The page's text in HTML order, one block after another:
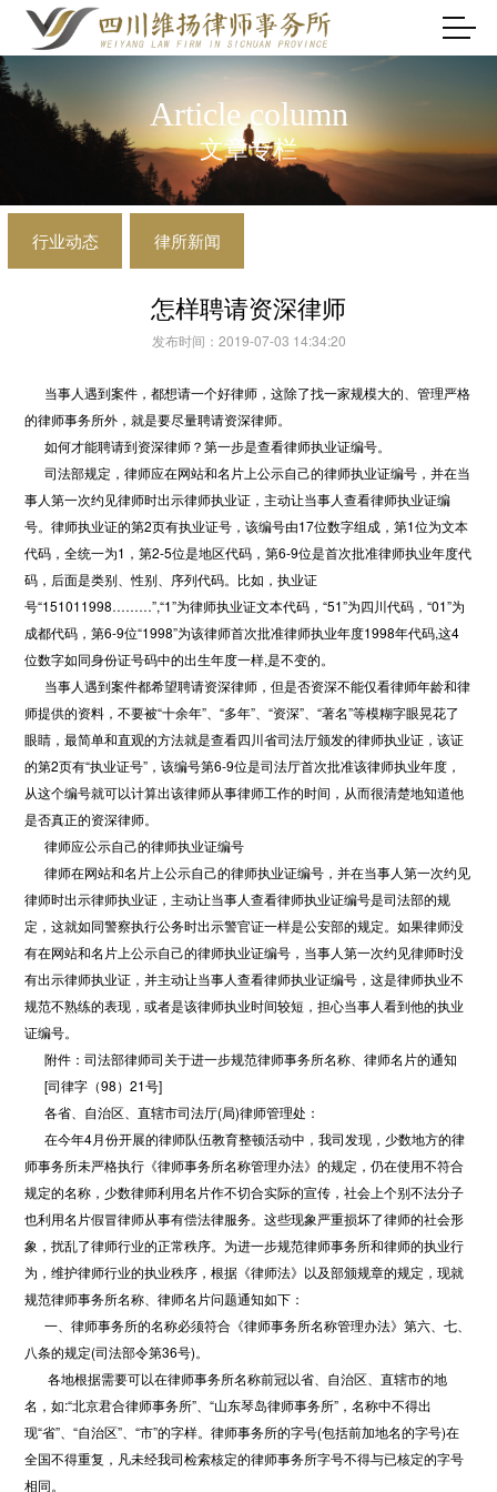
Article column
文章专栏
行业动态 律所新闻
怎样聘请资深律师
发布时间：2019-07-03 14:34:20
当事人遇到案件，都想请一个好律师，这除了找一家规模大的、管理严格
的律师事务所外，就是要尽量聘请资深律师。
如何才能聘请到资深律师？第一步是查看律师执业证编号。
司法部规定，律师应在网站和名片上公示自己的律师执业证编号，并在当
事人第一次约见律师时出示律师执业证，主动让当事人查看律师执业证编
号。律师执业证的第2页有执业证号，该编号由17位数字组成，第1位为文本
代码，全统一为1，第2-5位是地区代码，第6-9位是首次批准律师执业年度代
码，后面是类别、性别、序列代码。比如，执业证
号“151011998………”,“1”为律师执业证文本代码，“51”为四川代码，“01”为
成都代码，第6-9位“1998”为该律师首次批准律师执业年度1998年代码,这4
位数字如同身份证号码中的出生年度一样,是不变的。
当事人遇到案件都希望聘请资深律师，但是否资深不能仅看律师年龄和律
师提供的资料，不要被“十余年”、“多年”、“资深”、“著名”等模糊字眼晃花了
眼睛，最简单和直观的方法就是查看四川省司法厅颁发的律师执业证，该证
的第2页有“执业证号”，该编号第6-9位是司法厅首次批准该律师执业年度，
从这个编号就可以计算出该律师从事律师工作的时间，从而很清楚地知道他
是否真正的资深律师。
律师应公示自己的律师执业证编号
律师在网站和名片上公示自己的律师执业证编号，并在当事人第一次约见
律师时出示律师执业证，主动让当事人查看律师执业证编号是司法部的规
定，这就如同警察执行公务时出示警官证一样是公安部的规定。如果律师没
有在网站和名片上公示自己的律师执业证编号，当事人第一次约见律师时没
有出示律师执业证，并主动让当事人查看律师执业证编号，这是律师执业不
规范不熟练的表现，或者是该律师执业时间较短，担心当事人看到他的执业
证编号。
附件：司法部律师司关于进一步规范律师事务所名称、律师名片的通知
[司律字（98）21号]
各省、自治区、直辖市司法厅(局)律师管理处：
在今年4月份开展的律师队伍教育整顿活动中，我司发现，少数地方的律
师事务所未严格执行《律师事务所名称管理办法》的规定，仍在使用不符合
规定的名称，少数律师利用名片作不切合实际的宣传，社会上个别不法分子
也利用名片假冒律师从事有偿法律服务。这些现象严重损坏了律师的社会形
象，扰乱了律师行业的正常秩序。为进一步规范律师事务所和律师的执业行
为，维护律师行业的执业秩序，根据《律师法》以及部颁规章的规定，现就
规范律师事务所名称、律师名片问题通知如下：
一、律师事务所的名称必须符合《律师事务所名称管理办法》第六、七、
八条的规定(司法部令第36号)。
各地根据需要可以在律师事务所名称前冠以省、自治区、直辖市的地
名，如:“北京君合律师事务所”、“山东琴岛律师事务所”，名称中不得出
现“省”、“自治区”、“市”的字样。律师事务所的字号(包括前加地名的字号)在
全国不得重复，凡未经我司检索核定的律师事务所字号不得与已核定的字号
相同。